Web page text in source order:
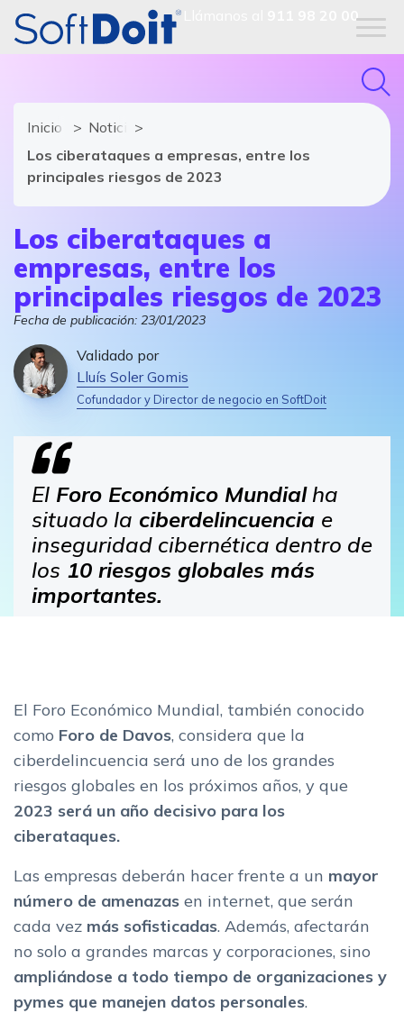
911 98 20 00
Inicio
Noticias de software y TIC
Los ciberataques a empresas, entre los
principales riesgos de 2023
Los ciberataques a
empresas, entre los
principales riesgos de 2023
Fecha de publicación: 23/01/2023
Validado por
Lluís Soler Gomis
Cofundador y Director de negocio en SoftDoit
El Foro Económico Mundialha
situado la ciberdelincuencia e
inseguridad cibernética dentro de
los 10 riesgos globales más
importantes.
El Foro Económico Mundial, también conocido
como Foro de Davos, considera que la
ciberdelincuencia será uno de los grandes
riesgos globales en los próximos años, y que
2023 será un año decisivo para los
ciberataques.
Las empresas deberán hacer frente a un mayor
número de amenazas en internet, que serán
cada vez más sofisticadas. Además, afectarán
no solo a grandes marcas y corporaciones, sino
ampliándose a todo tiempo de organizaciones y
pymes que manejen datos personales.